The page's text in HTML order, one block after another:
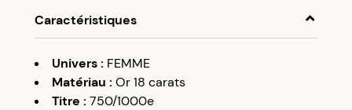
Caractéristiques
Univers: FEMME
Matériau : Or 18 carats
Titre : 750/1000e